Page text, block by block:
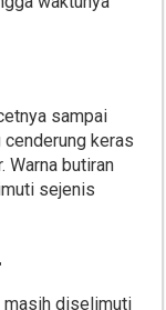
sampai
cenderung keras
Warna butiran
sejenis
masih diselimuti